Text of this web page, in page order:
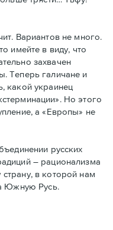
Вариантов не много.
имейте в виду, что
захвачен
Теперь галичане и
какой украинец
Но этого
а «Европы» не
русских
– рационализма
в которой нам
Южную Русь.